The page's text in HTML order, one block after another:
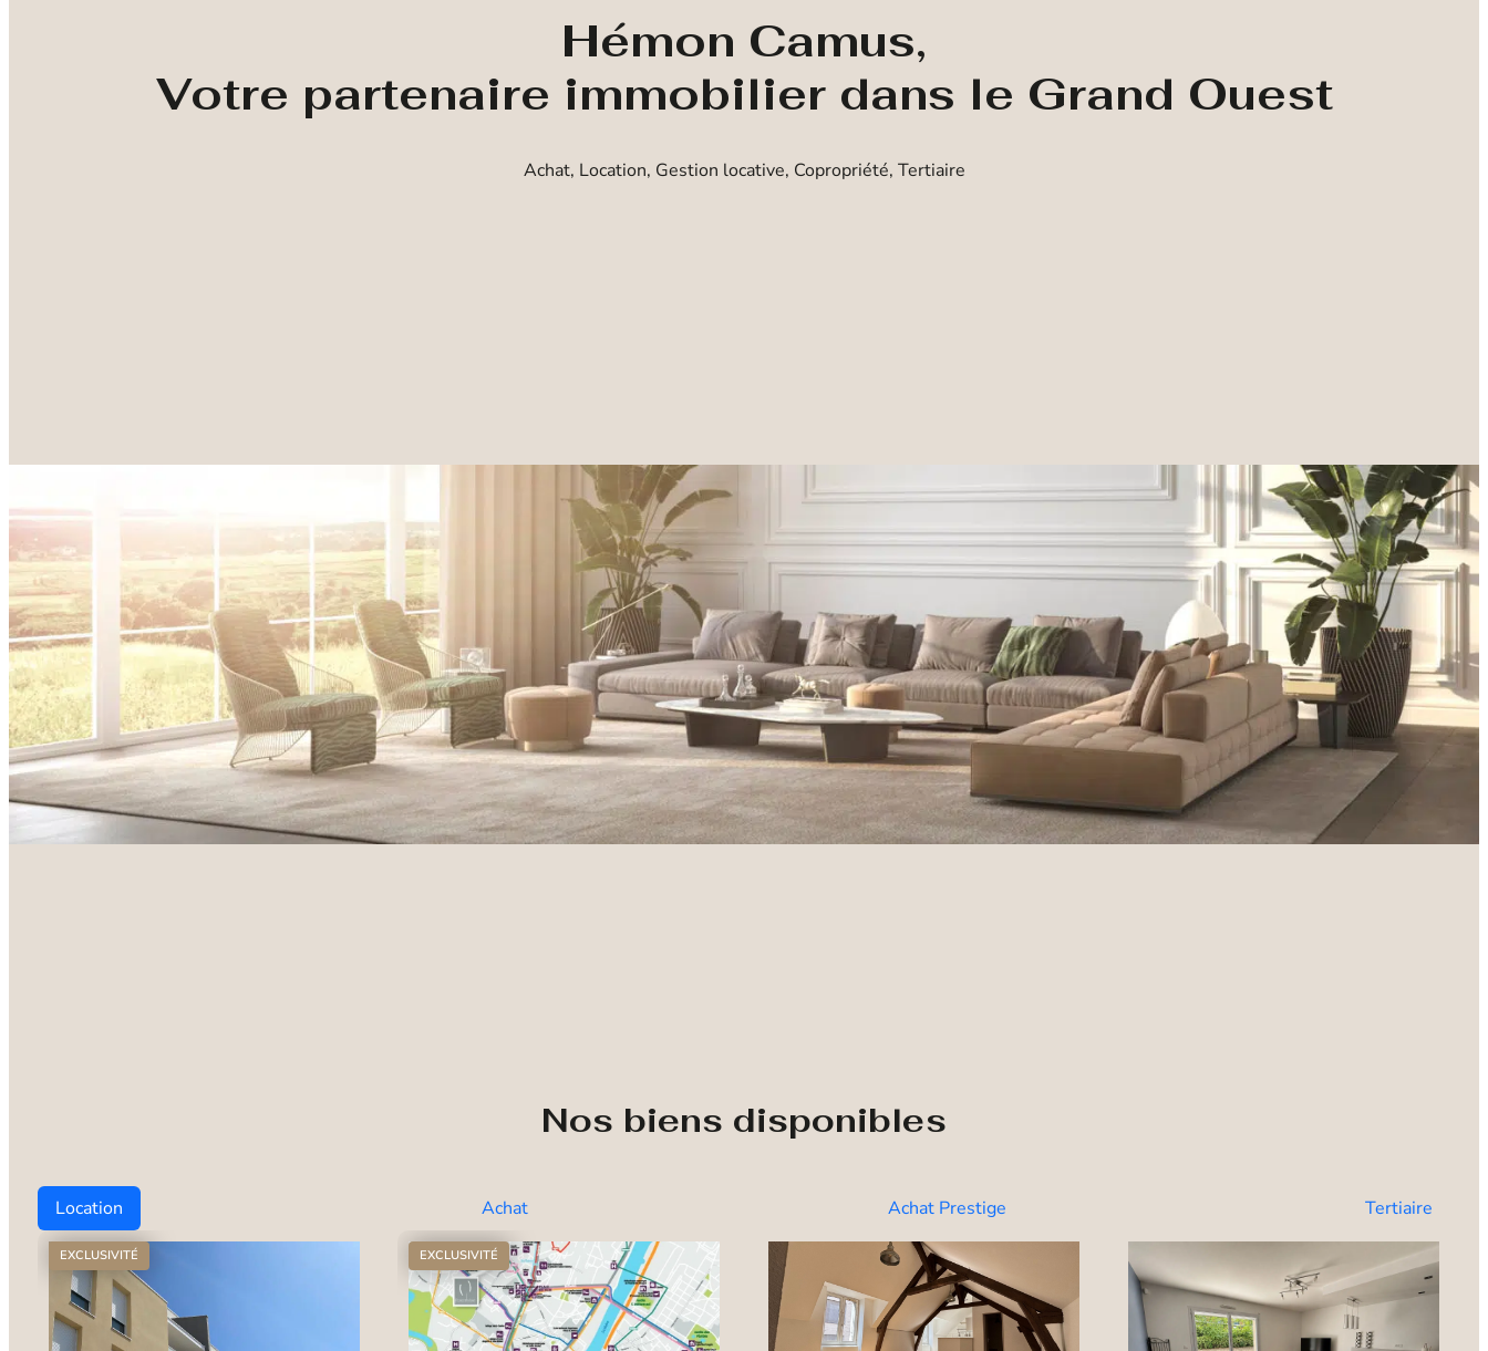
Hémon Camus,
Votre partenaire immobilier dans le Grand Ouest
Achat, Location, Gestion locative, Copropriété, Tertiaire
Nos biens disponibles
Location Achat Achat Prestige Tertiaire
EXCLUSIVITÉ EXCLUSIVITÉ